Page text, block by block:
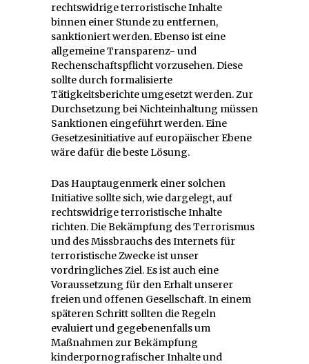
rechtswidrige terroristische Inhalte
binnen einer Stunde zu entfernen,
sanktioniert werden. Ebenso ist eine
allgemeine Transparenz- und
Rechenschaftspflicht vorzusehen. Diese
sollte durch formalisierte
Tätigkeitsberichte umgesetzt werden. Zur
Durchsetzung bei Nichteinhaltung müssen
Sanktionen eingeführt werden. Eine
Gesetzesinitiative auf europäischer Ebene
wäre dafür die beste Lösung.
Das Hauptaugenmerk einer solchen
Initiative sollte sich, wie dargelegt, auf
rechtswidrige terroristische Inhalte
richten. Die Bekämpfung des Terrorismus
und des Missbrauchs des Internets für
terroristische Zwecke ist unser
vordringliches Ziel. Es ist auch eine
Voraussetzung für den Erhalt unserer
freien und offenen Gesellschaft. In einem
späteren Schritt sollten die Regeln
evaluiert und gegebenenfalls um
Maßnahmen zur Bekämpfung
kinderpornografischer Inhalte und